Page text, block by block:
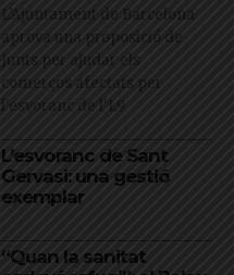
L’Ajuntament de Barcelona
aprova una proposició de
Junts per ajudar els
comerços afectats per
l'esvoranc de l'L9
L’esvoranc de Sant
Gervasi: una gestió
exemplar
“Quan la sanitat